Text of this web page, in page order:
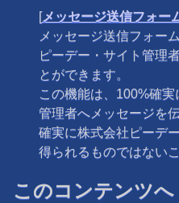
[メッセージ送信フォー
メッセージ送信フォー
ピーデー・サイト管理
とができます。
この機能は、100%確
管理者へメッセージを
確実に株式会社ピーデ
得られるものではない
このコンテンツ